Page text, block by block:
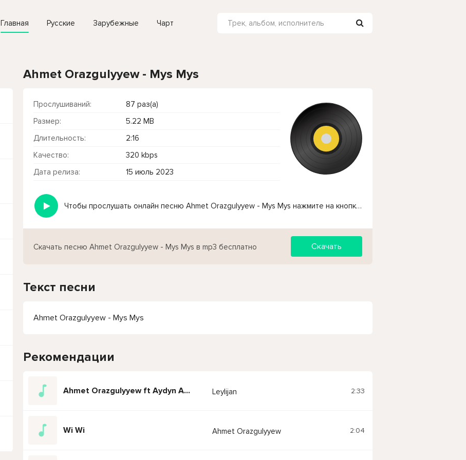
Главная Русские Зарубежные Чарт
Ahmet Orazgulyyew - Mys Mys
Прослушиваний:
87 раз(а)
Размер:
5.22 MB
Длительность:
2:16
Качество:
320 kbps
Дата релиза:
15 июль 2023
Чтобы прослушать онлайн песню Ahmet Orazgulyyew - Mys Mys нажмите на кнопку плей с светом зелений
Скачать песню Ahmet Orazgulyyew - Mys Mys в mp3 бесплатно Скачать
Текст песни
Ahmet Orazgulyyew - Mys Mys
Рекомендации
Ahmet Orazgulyyew ft Aydyn A. 2023 Aydymlary Leylijan 2:33
Wi Wi Ahmet Orazgulyyew 2:04